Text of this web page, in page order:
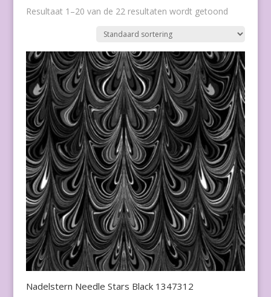
Resultaat 1–20 van de 22 resultaten wordt getoond
Nadelstern Needle Stars Black 1347312